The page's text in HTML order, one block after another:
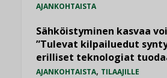
AJANKOHTAISTA
Sähköistyminen kasvaa
”Tulevat kilpailuedut
erilliset teknologiat
AJANKOHTAISTA, TILAAJILLE